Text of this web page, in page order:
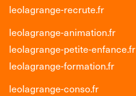
leolagrange-recrute.fr
leolagrange-animation.fr
leolagrange-petite-enfance.fr
leolagrange-formation.fr
leolagrange-conso.fr